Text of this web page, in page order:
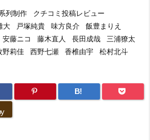
列制作 クチコミ投稿レビュー
大 戸塚純貴 味方良介
飯豊まりえ
安藤ニコ 藤木直人 長田成哉
三浦獠太
野莉佳 西野七瀬 香椎由宇 松村北斗
B!